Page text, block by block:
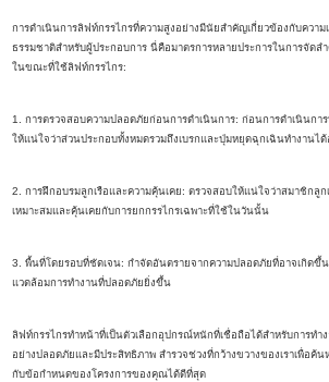
การดำเนินการลิฟท์กรรไกรที่ความสูงอย่างมีนัยสำคัญเกี่ยวข้องกับควา
ธรรมชาติสำหรับผู้ประกอบการ นี่คือมาตรการหลายประการในการจัด
ในขณะที่ใช้ลิฟท์กรรไกร:
1. การตรวจสอบความปลอดภัยก่อนการดำเนินการ: ก่อนการดำเนินการ
ให้แน่ใจว่าส่วนประกอบทั้งหมดรวมถึงเบรกและปุ่มหยุดฉุกเฉินทำงานได้
2. การฝึกอบรมลูกเรือและความคุ้นเคย: ตรวจสอบให้แน่ใจว่าสมาชิกลู
เหมาะสมและคุ้นเคยกับการยกกรรไกรเฉพาะที่ใช้ในวันนั้น
3. พื้นที่โดยรอบที่ชัดเจน: กำจัดอันตรายจากความปลอดภัยที่อาจเกิดขึ้
แวดล้อมการทำงานที่ปลอดภัยยิ่งขึ้น
ลิฟท์กรรไกรทำหน้าที่เป็นตัวเลือกอุปกรณ์หนักที่เชื่อถือได้สำหรับการทำ
อย่างปลอดภัยและมีประสิทธิภาพ สำรวจช่วงที่กว้างขวางของเราเพื่อค้
กับข้อกำหนดของโครงการของคุณได้ดีที่สุด